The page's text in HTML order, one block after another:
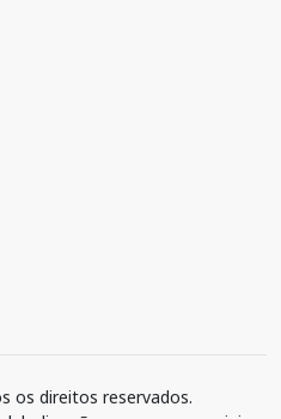
os direitos reservados.